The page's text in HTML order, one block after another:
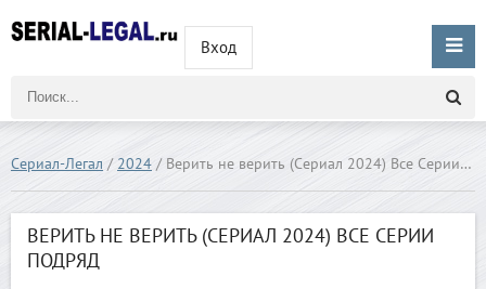
Вход
Сериал-Легал / 2024 / Верить не верить (Сериал 2024) Все Серии Подряд
ВЕРИТЬ НЕ ВЕРИТЬ (СЕРИАЛ 2024) ВСЕ СЕРИИ
ПОДРЯД